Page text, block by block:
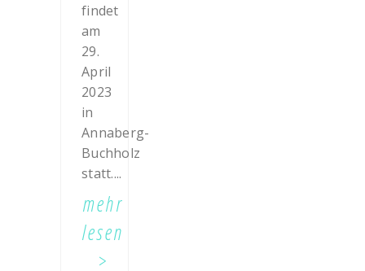
findet
am
29.
April
2023
in
Annaberg-
Buchholz
statt....
mehr
lesen